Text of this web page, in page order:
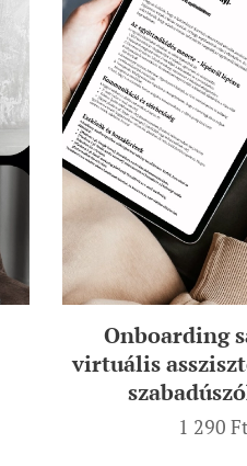
Onboarding
virtuális
1 290 Ft